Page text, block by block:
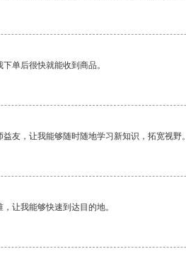
单后很快就能收到商品。
友，让我能够随时随地学习新知识，拓宽视野。
让我能够快速到达目的地。